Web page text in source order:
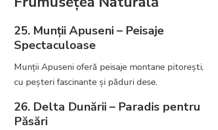
25. Munții Apuseni – Peisaje
Spectaculoase
Munții Apuseni oferă peisaje montane pitorești,
cu peșteri fascinante și păduri dese.
26. Delta Dunării – Paradis pentru
Păsări